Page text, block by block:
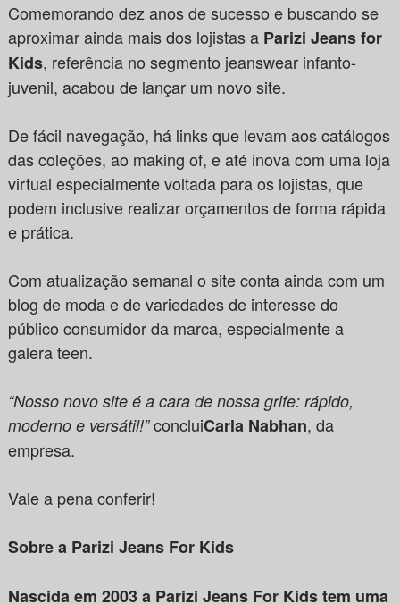
Comemorando dez anos de sucesso e buscando se
aproximar ainda mais dos lojistas a Parizi Jeans for
Kids, referência no segmento jeanswear infanto-
juvenil, acabou de lançar um novo site.
De fácil navegação, há links que levam aos catálogos
das coleções, ao making of, e até inova com uma loja
virtual especialmente voltada para os lojistas, que
podem inclusive realizar orçamentos de forma rápida
e prática.
Com atualização semanal o site conta ainda com um
blog de moda e de variedades de interesse do
público consumidor da marca, especialmente a
galera teen.
“Nosso novo site é a cara de nossa grife: rápido,
moderno e versátil!”concluiCarla Nabhan, da
empresa.
Vale a pena conferir!
Sobre a Parizi Jeans For Kids
Nascida em 2003 a Parizi Jeans For Kids tem uma